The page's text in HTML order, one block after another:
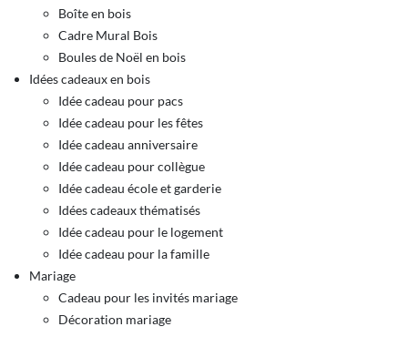
Boîte en bois
Cadre Mural Bois
Boules de Noël en bois
Idées cadeaux en bois
Idée cadeau pour pacs
Idée cadeau pour les fêtes
Idée cadeau anniversaire
Idée cadeau pour collègue
Idée cadeau école et garderie
Idées cadeaux thématisés
Idée cadeau pour le logement
Idée cadeau pour la famille
Mariage
Cadeau pour les invités mariage
Décoration mariage